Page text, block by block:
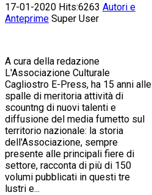
17-01-2020 Hits:6263 Autori e
Anteprime Super User
A cura della redazione
L'Associazione Culturale
Cagliostro E-Press, ha 15 anni alle
spalle di meritoria attività di
scountng di nuovi talenti e
diffusione del media fumetto sul
territorio nazionale: la storia
dell'Associazione, sempre
presente alle principali fiere di
settore, racconta di più di 150
volumi pubblicati in questi tre
lustri e...